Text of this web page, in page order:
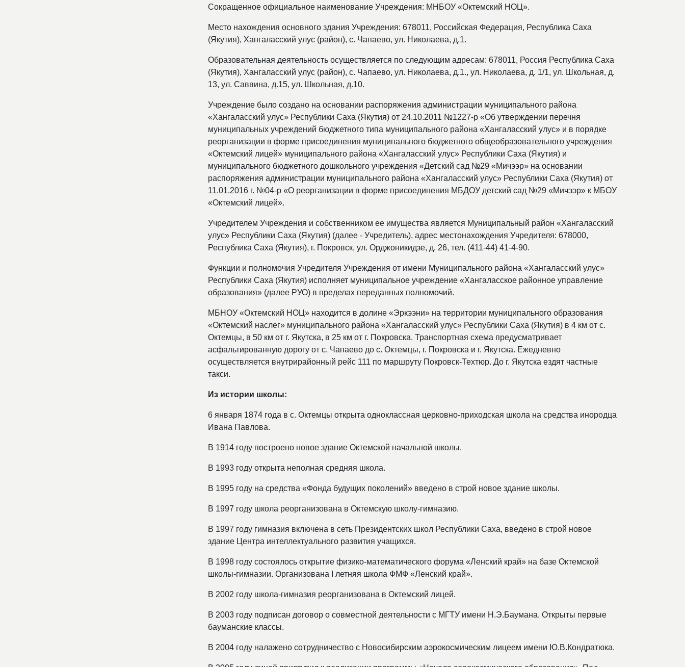
Сокращенное официальное наименование Учреждения: МНБОУ «Октемский НОЦ».
Место нахождения основного здания Учреждения: 678011, Российская Федерация, Республика Саха
(Якутия), Хангаласский улус (район), с. Чапаево, ул. Николаева, д.1.
Образовательная деятельность осуществляется по следующим адресам: 678011, Россия Республика Саха
(Якутия), Хангаласский улус (район), с. Чапаево, ул. Николаева, д.1., ул. Николаева, д. 1/1, ул. Школьная, д.
13, ул. Саввина, д.15, ул. Школьная, д.10.
Учреждение было создано на основании распоряжения администрации муниципального района
«Хангаласский улус» Республики Саха (Якутия) от 24.10.2011 №1227-р «Об утверждении перечня
муниципальных учреждений бюджетного типа муниципального района «Хангаласский улус» и в порядке
реорганизации в форме присоединения муниципального бюджетного общеобразовательного учреждения
«Октемский лицей» муниципального района «Хангаласский улус» Республики Саха (Якутия) и
муниципального бюджетного дошкольного учреждения «Детский сад №29 «Мичээр» на основании
распоряжения администрации муниципального района «Хангаласский улус» Республики Саха (Якутия) от
11.01.2016 г. №04-р «О реорганизации в форме присоединения МБДОУ детский сад №29 «Мичээр» к МБОУ
«Октемский лицей».
Учредителем Учреждения и собственником ее имущества является Муниципальный район «Хангаласский
улус» Республики Саха (Якутия) (далее - Учредитель), адрес местонахождения Учредителя: 678000,
Республика Саха (Якутия), г. Покровск, ул. Орджоникидзе, д. 26, тел. (411-44) 41-4-90.
Функции и полномочия Учредителя Учреждения от имени Муниципального района «Хангаласский улус»
Республики Саха (Якутия) исполняет муниципальное учреждение «Хангаласское районное управление
образования» (далее РУО) в пределах переданных полномочий.
МБНОУ «Октемский НОЦ» находится в долине «Эркээни» на территории муниципального образования
«Октемский наслег» муниципального района «Хангаласский улус» Республики Саха (Якутия) в 4 км от с.
Октемцы, в 50 км от г. Якутска, в 25 км от г. Покровска. Транспортная схема предусматривает
асфальтированную дорогу от с. Чапаево до с. Октемцы, г. Покровска и г. Якутска. Ежедневно
осуществляется внутрирайонный рейс 111 по маршруту Покровск-Техтюр. До г. Якутска ездят частные
такси.
Из истории школы:
6 января 1874 года в с. Октемцы открыта одноклассная церковно-приходская школа на средства инородца
Ивана Павлова.
В 1914 году построено новое здание Октемской начальной школы.
В 1993 году открыта неполная средняя школа.
В 1995 году на средства «Фонда будущих поколений» введено в строй новое здание школы.
В 1997 году школа реорганизована в Октемскую школу-гимназию.
В 1997 году гимназия включена в сеть Президентских школ Республики Саха, введено в строй новое
здание Центра интеллектуального развития учащихся.
В 1998 году состоялось открытие физико-математического форума «Ленский край» на базе Октемской
школы-гимназии. Организована I летняя школа ФМФ «Ленский край».
В 2002 году школа-гимназия реорганизована в Октемский лицей.
В 2003 году подписан договор о совместной деятельности с МГТУ имени Н.Э.Баумана. Открыты первые
бауманские классы.
В 2004 году налажено сотрудничество с Новосибирским аэрокосмическим лицеем имени Ю.В.Кондратюка.